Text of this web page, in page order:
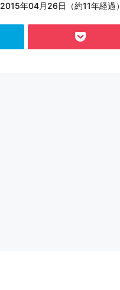
2015年04月26日（約11年経過）